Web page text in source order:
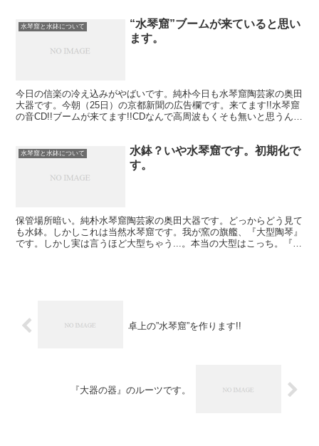
水琴窟と水鉢について
“水琴窟”ブームが来ていると思い
ます。
今日の信楽の冷え込みがやばいです。純朴今日も水琴窟陶芸家の奥田
大器です。今朝（25日）の京都新聞の広告欄です。来てます!!水琴窟
の音CD!!ブームが来てます!!CDなんで高周波もくそも無いと思うんで
水琴窟と水鉢について
水鉢？いや水琴窟です。初期化で
す。
保管場所暗い。純朴水琴窟陶芸家の奥田大器です。どっからどう見て
も水鉢。しかしこれは当然水琴窟です。我が窯の旗艦、『大型陶琴』
です。しかし実は言うほど大型ちゃう...。本当の大型はこっち。『庭
卓上の”水琴窟”を作ります!!
『大器の器』のルーツです。